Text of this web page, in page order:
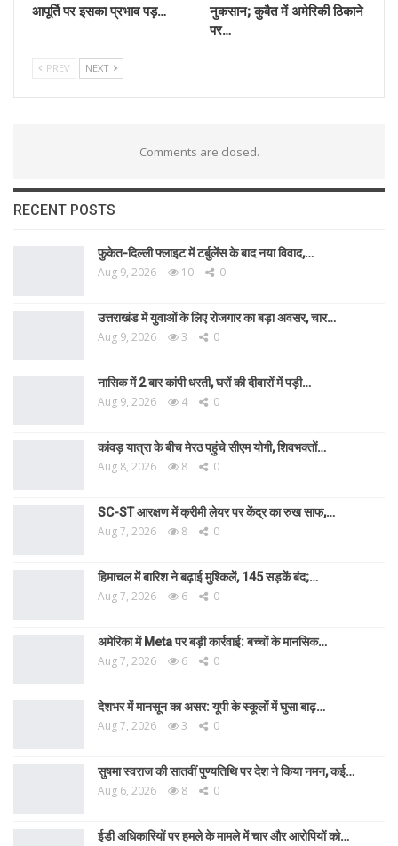
आपूर्ति पर इसका प्रभाव पड़…
नुकसान; कुवैत में अमेरिकी ठिकाने
पर…
PREV NEXT
Comments are closed.
RECENT POSTS
फुकेत-दिल्ली फ्लाइट में टर्बुलेंस के बाद नया विवाद,…
Aug 9, 2026 10 0
उत्तराखंड में युवाओं के लिए रोजगार का बड़ा अवसर, चार…
Aug 9, 2026 3 0
नासिक में 2 बार कांपी धरती, घरों की दीवारों में पड़ी…
Aug 9, 2026 4 0
कांवड़ यात्रा के बीच मेरठ पहुंचे सीएम योगी, शिवभक्तों…
Aug 8, 2026 8 0
SC-ST आरक्षण में क्रीमी लेयर पर केंद्र का रुख साफ,…
Aug 7, 2026 8 0
हिमाचल में बारिश ने बढ़ाई मुश्किलें, 145 सड़कें बंद;…
Aug 7, 2026 6 0
अमेरिका में Meta पर बड़ी कार्रवाई: बच्चों के मानसिक…
Aug 7, 2026 6 0
देशभर में मानसून का असर: यूपी के स्कूलों में घुसा बाढ़…
Aug 7, 2026 3 0
सुषमा स्वराज की सातवीं पुण्यतिथि पर देश ने किया नमन, कई…
Aug 6, 2026 8 0
ईडी अधिकारियों पर हमले के मामले में चार और आरोपियों को…